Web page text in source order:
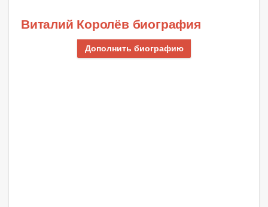
Виталий Королёв биография
Дополнить биографию